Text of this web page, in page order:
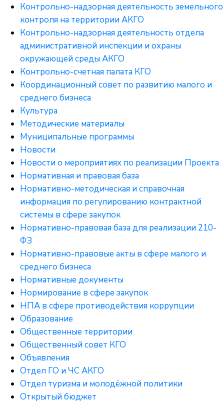
Контрольно-надзорная деятельность земельного
контроля на территории АКГО
Контрольно-надзорная деятельность отдела
административной инспекции и охраны
окружающей среды АКГО
Контрольно-счетная палата КГО
Координационный совет по развитию малого и
среднего бизнеса
Культура
Методические материалы
Муниципальные программы
Новости
Новости о мероприятиях по реализации Проекта
Нормативная и правовая база
Нормативно-методическая и справочная
информация по регулированию контрактной
системы в сфере закупок
Нормативно-правовая база для реализации 210-
ФЗ
Нормативно-правовые акты в сфере малого и
среднего бизнеса
Нормативные документы
Нормирование в сфере закупок
НПА в сфере противодействия коррупции
Образование
Общественные территории
Общественный совет КГО
Объявления
Отдел ГО и ЧС АКГО
Отдел туризма и молодёжной политики
Открытый бюджет